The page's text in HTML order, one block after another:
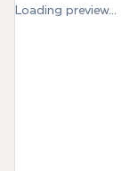
Loading preview...